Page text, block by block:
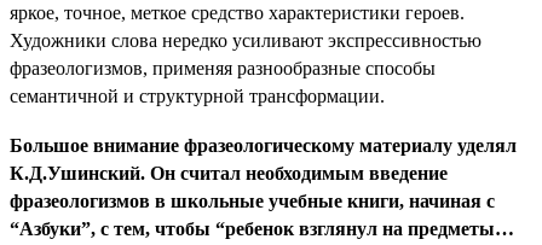
яркое, точное, меткое средство характеристики героев.
Художники слова нередко усиливают экспрессивностью
фразеологизмов, применяя разнообразные способы
семантичной и структурной трансформации.
Большое внимание фразеологическому материалу уделял
К.Д.Ушинский. Он считал необходимым введение
фразеологизмов в школьные учебные книги, начиная с
“Азбуки”, с тем, чтобы “ребенок взглянул на предметы…